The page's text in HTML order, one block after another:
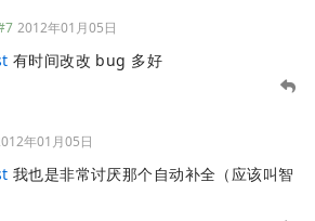
2012年01月05日
有时间改改 bug 多好
年01月05日
我也是非常讨厌那个自动补全（应该叫智